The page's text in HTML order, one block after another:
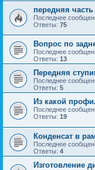
передняя
Последнее
Ответы: 75
Вопрос по
Последнее
Ответы: 13
Передняя
Последнее
Ответы: 5
Из какой
Последнее
Ответы: 19
Конденсат в
Последнее
Ответы: 4
Изготовление